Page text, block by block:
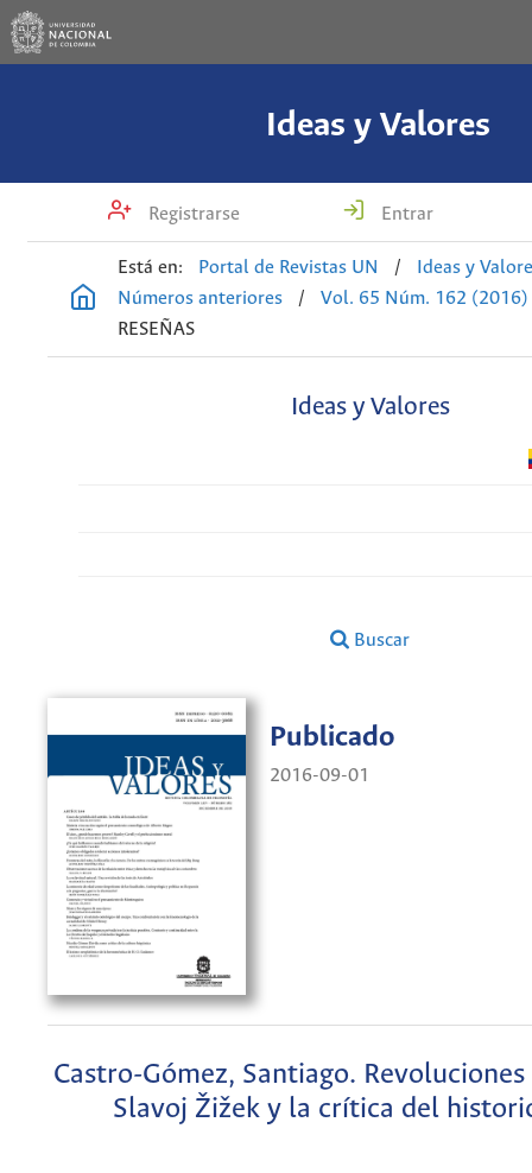
Ideas y Valores
Registrarse Entrar
Está en: Portal de Revistas UN /
Ideas y
Números anteriores
/
Vol. 65 Núm. 162 (2016)
RESEÑAS
Ideas y Valores
Buscar
Publicado
2016-09-01
Castro-Gómez, Santiago.
Slavoj Žižek y la crítica del